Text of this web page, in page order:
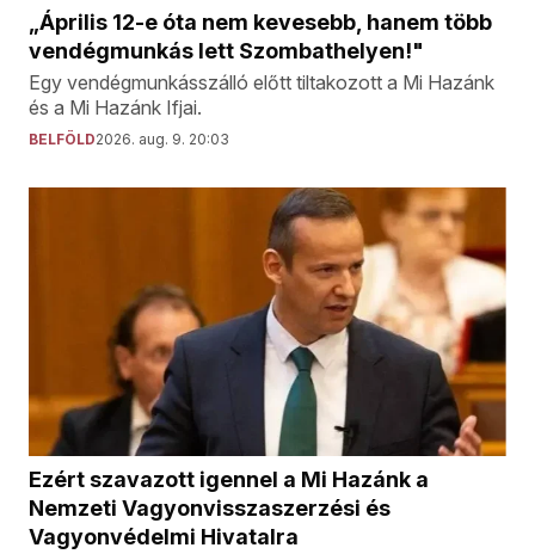
„Április 12-e óta nem kevesebb, hanem több
vendégmunkás lett Szombathelyen!"
Egy vendégmunkásszálló előtt tiltakozott a Mi Hazánk
és a Mi Hazánk Ifjai.
BELFÖLD2026. aug. 9. 20:03
Ezért szavazott igennel a Mi Hazánk a
Nemzeti Vagyonvisszaszerzési és
Vagyonvédelmi Hivatalra